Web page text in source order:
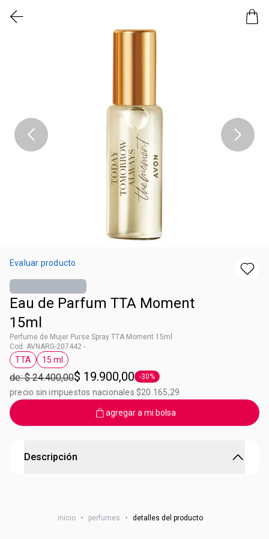
Evaluar producto
Eau de Parfum TTA Moment
15ml
Perfume de Mujer Purse Spray TTA Moment 15ml
Cod. AVNARG-207442 -
Etiqueta TTA
TTA
Etiqueta 15 ml
15 ml
de: $ 24.400,00$ 19.900,00 Etiqueta -30%
-30%
precio sin impuestos nacionales $20.165,29
agregar a mi bolsa
Descripción
inicio • perfumes • detalles del producto